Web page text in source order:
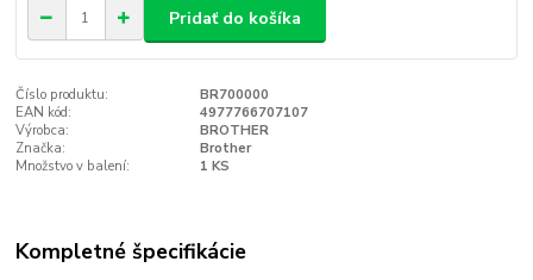
Pridať do košíka
Číslo produktu:
BR700000
EAN kód:
4977766707107
Výrobca:
BROTHER
Značka:
Brother
Množstvo v balení:
1 KS
Kompletné špecifikácie